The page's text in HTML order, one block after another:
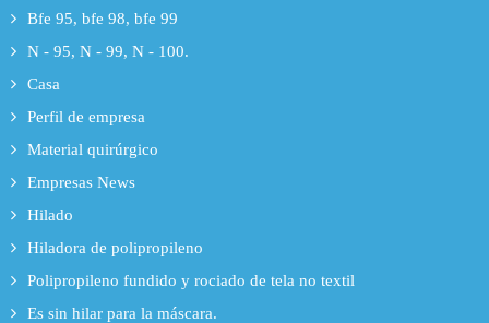
Bfe 95, bfe 98, bfe 99
N - 95, N - 99, N - 100.
Casa
Perfil de empresa
Material quirúrgico
Empresas News
Hilado
Hiladora de polipropileno
Polipropileno fundido y rociado de tela no textil
Es sin hilar para la máscara.